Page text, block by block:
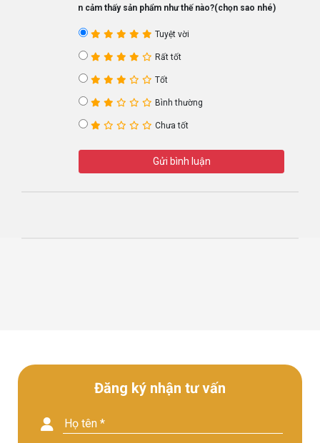
Bạn cảm thấy sản phẩm như thế nào?(chọn sao nhé)
Tuyệt vời
Rất tốt
Tốt
Bình thường
Chưa tốt
Gửi bình luận
Đăng ký nhận tư vấn